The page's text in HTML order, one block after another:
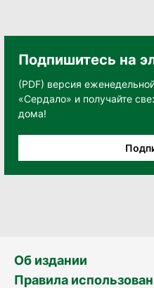
Подпишитесь на
(PDF) версия
«Сердало» и получайте
дома!
Об издании
Правила